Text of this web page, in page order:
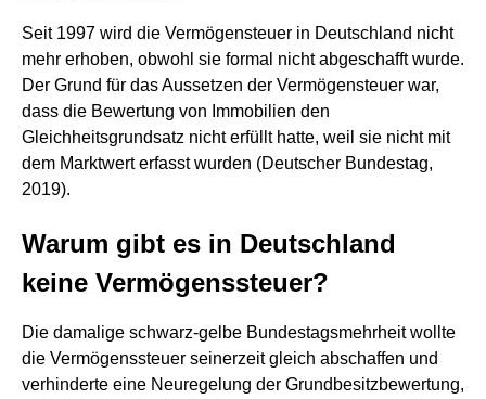
Seit 1997 wird die Vermögensteuer in Deutschland nicht
mehr erhoben, obwohl sie formal nicht abgeschafft wurde.
Der Grund für das Aussetzen der Vermögensteuer war,
dass die Bewertung von Immobilien den
Gleichheitsgrundsatz nicht erfüllt hatte, weil sie nicht mit
dem Marktwert erfasst wurden (Deutscher Bundestag,
2019).
Warum gibt es in Deutschland
keine Vermögenssteuer?
Die damalige schwarz-gelbe Bundestagsmehrheit wollte
die Vermögenssteuer seinerzeit gleich abschaffen und
verhinderte eine Neuregelung der Grundbesitzbewertung,